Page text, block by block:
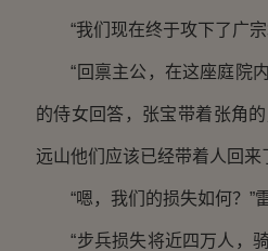
“我们现在终于攻下了广宗
“回禀主公，在这座庭院内
的侍女回答，张宝带着张角
远山他们应该已经带着人回来
“嗯，我们的损失如何？”雷
“步兵损失将近四万人，骑